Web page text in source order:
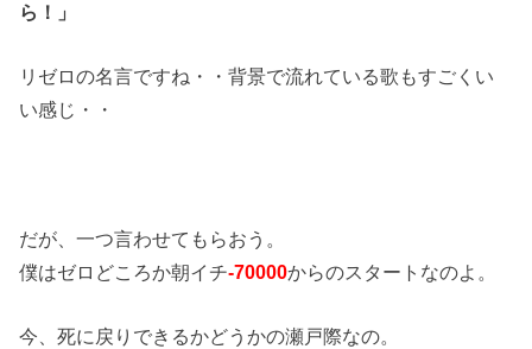
ら！」
リゼロの名言ですね・・背景で流れている歌もすごくい
い感じ・・
だが、一つ言わせてもらおう。
僕はゼロどころか朝イチ-70000からのスタートなのよ。
今、死に戻りできるかどうかの瀬戸際なの。